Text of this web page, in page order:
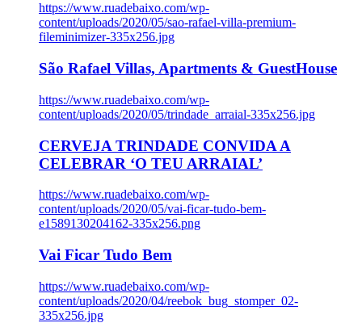
https://www.ruadebaixo.com/wp-
content/uploads/2020/05/sao-rafael-villa-premium-
fileminimizer-335x256.jpg
São Rafael Villas, Apartments & GuestHouse
https://www.ruadebaixo.com/wp-
content/uploads/2020/05/trindade_arraial-335x256.jpg
CERVEJA TRINDADE CONVIDA A
CELEBRAR ‘O TEU ARRAIAL’
https://www.ruadebaixo.com/wp-
content/uploads/2020/05/vai-ficar-tudo-bem-
e1589130204162-335x256.png
Vai Ficar Tudo Bem
https://www.ruadebaixo.com/wp-
content/uploads/2020/04/reebok_bug_stomper_02-
335x256.jpg